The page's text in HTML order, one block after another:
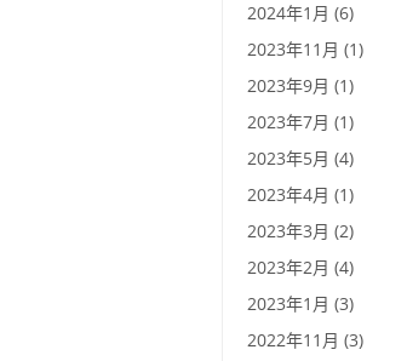
2024年1月 (6)
2023年11月 (1)
2023年9月 (1)
2023年7月 (1)
2023年5月 (4)
2023年4月 (1)
2023年3月 (2)
2023年2月 (4)
2023年1月 (3)
2022年11月 (3)